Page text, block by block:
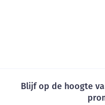
Blijf op de hoogte